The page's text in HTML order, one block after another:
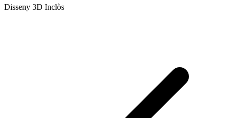
Disseny 3D Inclòs